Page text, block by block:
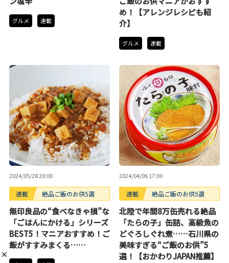
グルメ 連載
め！【アレンジレシピも紹
介】
グルメ 連載
2024/05/28 20:00
連載 絶品ご飯のお供5選
無印良品の“食べなきゃ損”な
「ごはんにかける」シリーズ
BEST5！マニアおすすめ！ご
飯がすすみまくる……
2024/04/06 17:00
連載 絶品ご飯のお供5選
北陸で年間8万缶売れる絶品
「たらの子」缶詰、高級魚の
どぐろしぐれ煮……石川県の
美味すぎる“ご飯のお供”5
選！【おかわりJAPAN推薦】